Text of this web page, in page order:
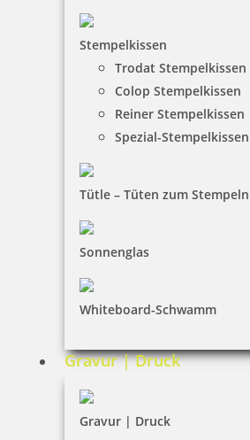
Stempelkissen
Trodat Stempelkissen
Colop Stempelkissen
Reiner Stempelkissen
Spezial-Stempelkissen
Tütle – Tüten zum Stempeln
Sonnenglas
Whiteboard-Schwamm
Gravur | Druck
Gravur | Druck
HINWEISE
Versandinformationen
Zahlungsbedingungen
Bestellhinweise
INFORMATIONEN
Impressum
Widerruf
Barrierefreiheit